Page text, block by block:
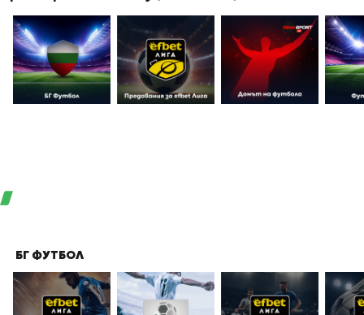
БГ ФУТБОЛ